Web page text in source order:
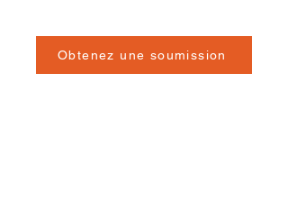
Obtenez une soumission